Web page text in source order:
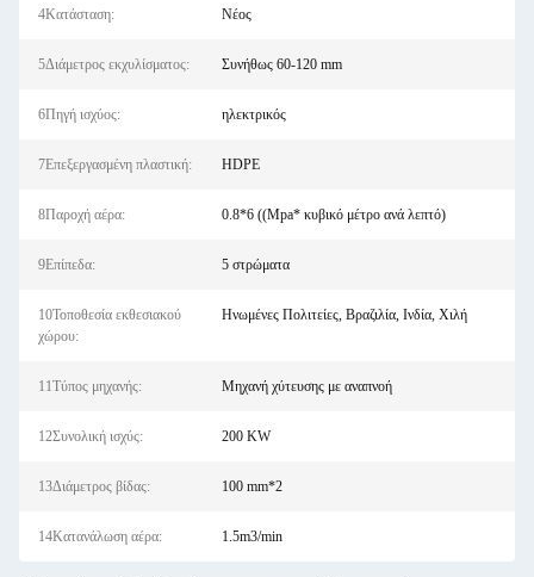
4Κατάσταση: Νέος
5Διάμετρος εκχυλίσματος: Συνήθως 60-120 mm
6Πηγή ισχύος: ηλεκτρικός
7Επεξεργασμένη πλαστική: HDPE
8Παροχή αέρα: 0.8*6 ((Mpa* κυβικό μέτρο ανά λεπτό)
9Επίπεδα: 5 στρώματα
10Τοποθεσία εκθεσιακού
χώρου:
Ηνωμένες Πολιτείες, Βραζιλία, Ινδία, Χιλή
11Τύπος μηχανής: Μηχανή χύτευσης με αναπνοή
12Συνολική ισχύς: 200 KW
13Διάμετρος βίδας: 100 mm*2
14Κατανάλωση αέρα: 1.5m3/min